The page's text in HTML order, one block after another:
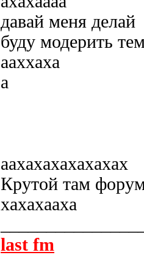
давай меня делай
буду модерить
ааххаха
а
аахахахахахахах
Крутой там
хахахааха
last fm